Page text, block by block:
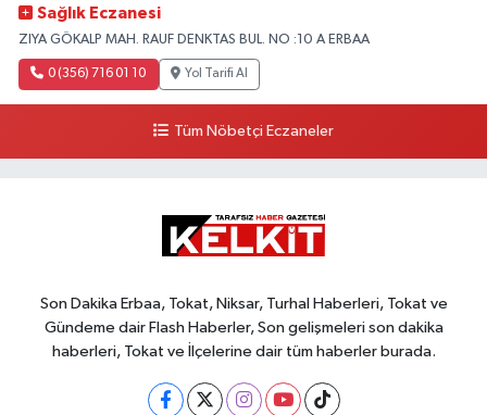
Sağlık Eczanesi
ZIYA GÖKALP MAH. RAUF DENKTAS BUL. NO :10 A ERBAA
0 (356) 716 01 10 Yol Tarifi Al
Tüm Nöbetçi Eczaneler
Son Dakika Erbaa, Tokat, Niksar, Turhal Haberleri, Tokat ve
Gündeme dair Flash Haberler, Son gelişmeleri son dakika
haberleri, Tokat ve İlçelerine dair tüm haberler burada.